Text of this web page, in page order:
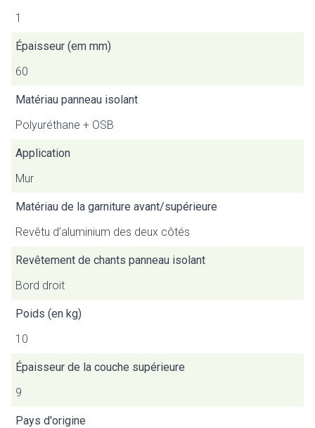
1
Épaisseur (em mm)
60
Matériau panneau isolant
Polyuréthane + OSB
Application
Mur
Matériau de la garniture avant/supérieure
Revêtu d’aluminium des deux côtés
Revêtement de chants panneau isolant
Bord droit
Poids (en kg)
10
Épaisseur de la couche supérieure
9
Pays d'origine